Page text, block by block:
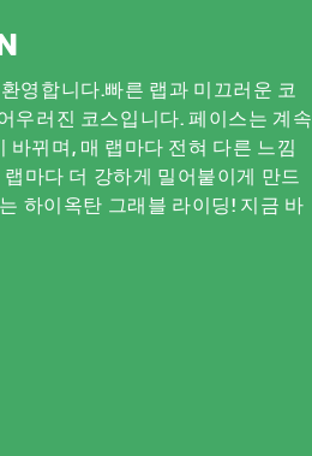
영합니다.빠른 랩과 미끄러운 코
우러진 코스입니다. 페이스는 계속
뀌며, 매 랩마다 전혀 다른 느낌
마다 더 강하게 밀어붙이게 만드
하이옥탄 그래블 라이딩! 지금 바